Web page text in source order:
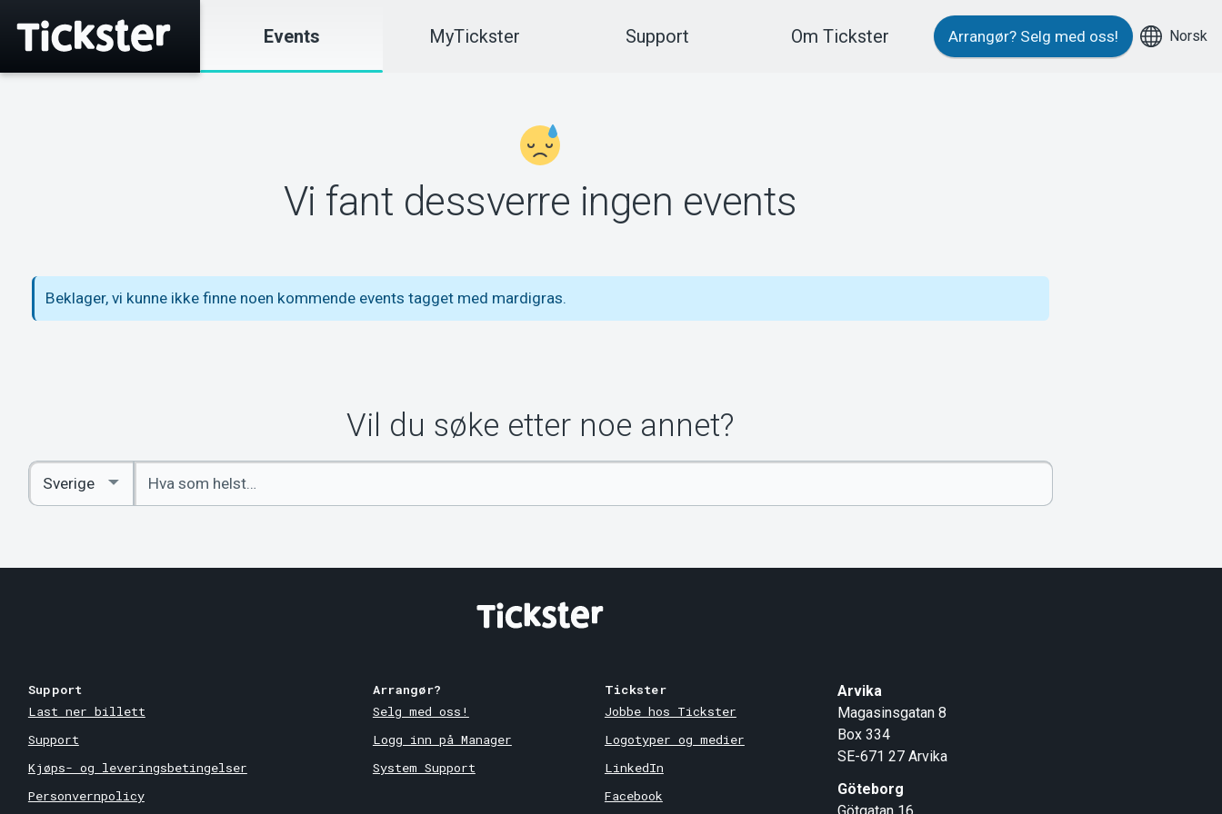
Events MyTickster Support Om Tickster Arrangør? Selg med oss! Norsk
Vi fant dessverre ingen events
Beklager, vi kunne ikke finne noen kommende events tagget med mardigras.
Vil du søke etter noe annet?
Angi
nøkkelord
Select
Country
Support
Last ner billett
Support
Kjøps- og leveringsbetingelser
Personvernpolicy
Arrangør?
Selg med oss!
Logg inn på Manager
System Support
Tickster
Jobbe hos Tickster
Logotyper og medier
LinkedIn
Facebook
Arvika
Magasinsgatan 8
Box 334
SE-671 27 Arvika
Göteborg